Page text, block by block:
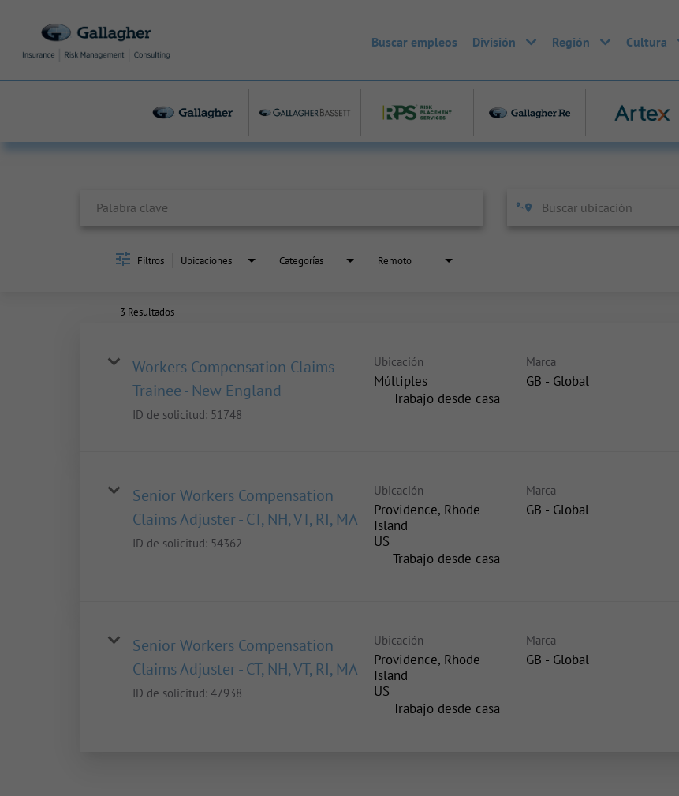
Buscar empleos División Región Cultura
Filtros Ubicaciones Categorías Remoto
3 Resultados
Workers Compensation Claims
Trainee - New England
ID de solicitud: 51748
Ubicación
Múltiples
inicio
Trabajo desde casa
Marca
GB - Global
Senior Workers Compensation
Claims Adjuster - CT, NH, VT, RI, MA
ID de solicitud: 54362
Ubicación
Providence, Rhode
Island
inicio
Trabajo desde casa
Marca
GB - Global
Senior Workers Compensation
Claims Adjuster - CT, NH, VT, RI, MA
ID de solicitud: 47938
Ubicación
Providence, Rhode
Island
inicio
Trabajo desde casa
Marca
GB - Global